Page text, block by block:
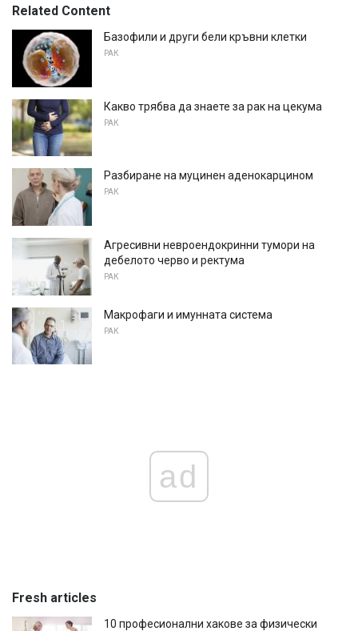
Related Content
Базофили и други бели кръвни клетки
РАК
Какво трябва да знаете за рак на цекума
РАК
Разбиране на муцинен аденокарцином
РАК
Агресивни невроендокринни тумори на
дебелото черво и ректума
РАК
Макрофаги и имунната система
РАК
ad
Fresh articles
10 професионални хакове за физически